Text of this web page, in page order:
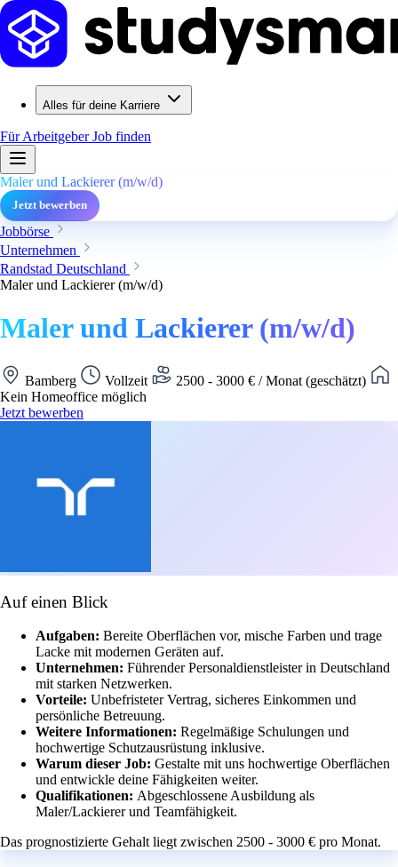
Alles für deine Karriere
Für ArbeitgeberJob finden
Maler und Lackierer (m/w/d)
Jetzt bewerben
Jobbörse
Unternehmen
Randstad Deutschland
Maler und Lackierer (m/w/d)
Maler und Lackierer (m/w/d)
Bamberg Vollzeit
2500 - 3000 € / Monat (geschätzt)
Kein Homeoffice möglich
Jetzt bewerben
Auf einen Blick
Aufgaben: Bereite Oberflächen vor, mische Farben und trage
Lacke mit modernen Geräten auf.
Unternehmen: Führender Personaldienstleister in Deutschland
mit starken Netzwerken.
Vorteile: Unbefristeter Vertrag, sicheres Einkommen und
persönliche Betreuung.
Weitere Informationen: Regelmäßige Schulungen und
hochwertige Schutzausrüstung inklusive.
Warum dieser Job: Gestalte mit uns hochwertige Oberflächen
und entwickle deine Fähigkeiten weiter.
Qualifikationen: Abgeschlossene Ausbildung als
Maler/Lackierer und Teamfähigkeit.
Das prognostizierte Gehalt liegt zwischen 2500 - 3000 € pro Monat.